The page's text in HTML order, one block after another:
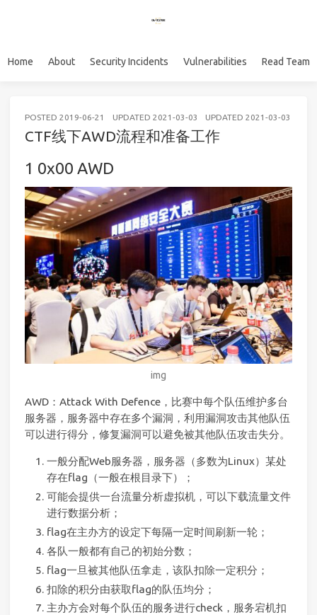
Home About Security Incidents Vulnerabilities Read Team
POSTED 2019-06-21 UPDATED 2021-03-03 UPDATED 2021-03-03
CTF线下AWD流程和准备工作
0x00 AWD
img
AWD：Attack With Defence，比赛中每个队伍维护多台
服务器，服务器中存在多个漏洞，利用漏洞攻击其他队伍
可以进行得分，修复漏洞可以避免被其他队伍攻击失分。
一般分配Web服务器，服务器（多数为Linux）某处
存在flag（一般在根目录下）；
可能会提供一台流量分析虚拟机，可以下载流量文件
进行数据分析；
flag在主办方的设定下每隔一定时间刷新一轮；
各队一般都有自己的初始分数；
flag一旦被其他队伍拿走，该队扣除一定积分；
扣除的积分由获取flag的队伍均分；
主办方会对每个队伍的服务进行check，服务宕机扣